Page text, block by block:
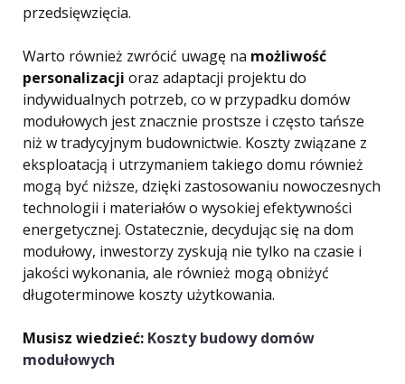
przedsięwzięcia.
Warto również zwrócić uwagę na możliwość
personalizacji oraz adaptacji projektu do
indywidualnych potrzeb, co w przypadku domów
modułowych jest znacznie prostsze i często tańsze
niż w tradycyjnym budownictwie. Koszty związane z
eksploatacją i utrzymaniem takiego domu również
mogą być niższe, dzięki zastosowaniu nowoczesnych
technologii i materiałów o wysokiej efektywności
energetycznej. Ostatecznie, decydując się na dom
modułowy, inwestorzy zyskują nie tylko na czasie i
jakości wykonania, ale również mogą obniżyć
długoterminowe koszty użytkowania.
Musisz wiedzieć: Koszty budowy domów
modułowych